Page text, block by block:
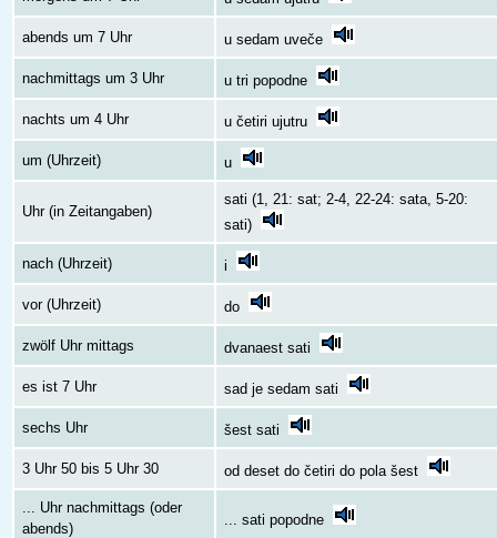
abends um 7 Uhr u sedam uveče
nachmittags um 3 Uhr u tri popodne
nachts um 4 Uhr u četiri ujutru
um (Uhrzeit) u
Uhr (in Zeitangaben)
sati (1, 21: sat; 2-4, 22-24: sata, 5-20:
sati)
nach (Uhrzeit) i
vor (Uhrzeit) do
zwölf Uhr mittags dvanaest sati
es ist 7 Uhr sad je sedam sati
sechs Uhr šest sati
3 Uhr 50 bis 5 Uhr 30 od deset do četiri do pola šest
... Uhr nachmittags (oder
abends)
... sati popodne